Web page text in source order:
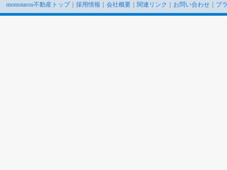
momotarou不動産トップ｜ 採用情報 会社概要 関連リンク お問い合わせ プ